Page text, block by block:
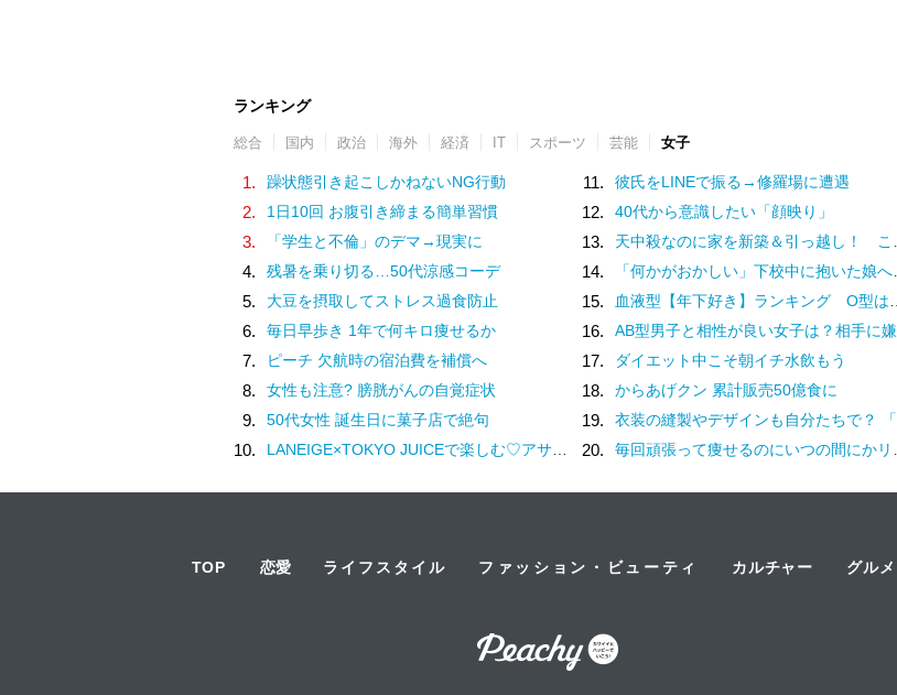
ランキング
総合 国内 政治 海外 経済 IT スポーツ 芸能 女子
1. 躁状態引き起こしかねないNG行動
2. 1日10回 お腹引き締まる簡単習慣
3. 「学生と不倫」のデマ→現実に
4. 残暑を乗り切る…50代涼感コーデ
5. 大豆を摂取してストレス過食防止
6. 毎日早歩き 1年で何キロ痩せるか
7. ピーチ 欠航時の宿泊費を補償へ
8. 女性も注意? 膀胱がんの自覚症状
9. 50代女性 誕生日に菓子店で絶句
10. LANEIGE×TOKYO JUICEで楽しむ♡アサイーマンゴースムージーの特別企画
11. 彼氏をLINEで振る→修羅場に遭遇
12. 40代から意識したい「顔映り」
13. 天中殺なのに家を新築＆引っ越し！ これって大丈夫？【ユミリーのお悩み相談室】
14. 「何かがおかしい」下校中に抱いた娘への「違和感」。母は学校へ電話するも…／家族全員でいじめと戦うということ。（2）
15. 血液型【年下好き】ランキング O型は年下彼の面倒を一生みてあげたい！
16. AB型男子と相性が良い女子は？相手に嫌われないためのトリセツも紹介
17. ダイエット中こそ朝イチ水飲もう
18. からあげクン 累計販売50億食に
19. 衣装の縫製やデザインも自分たちで？ 「花形」である体育祭の応援合戦がすごい
20. 毎回頑張って痩せるのにいつの間にかリバウンド。なぜ繰り返すのか、過去の日記を見てみたら
TOP 恋愛 ライフスタイル ファッション・ビューティ カルチャー グルメ